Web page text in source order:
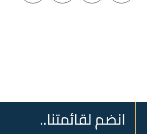
انضم لقائمتنا..